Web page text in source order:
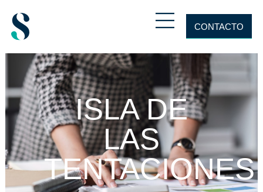
CONTACTO
ISLA DE
LAS
TENTACIONES